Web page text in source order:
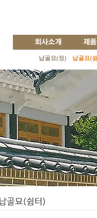
납골묘(정) 납골묘(